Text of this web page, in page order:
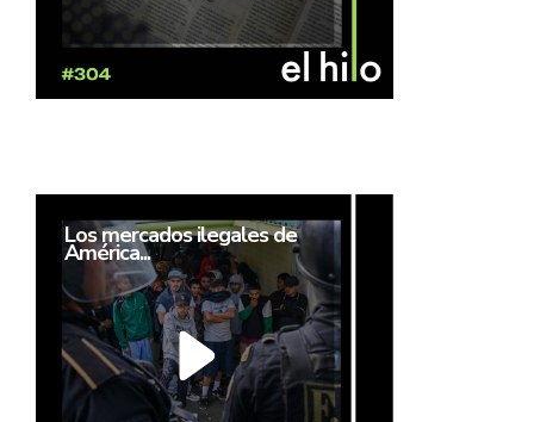
Los mercados ilegales de
América...